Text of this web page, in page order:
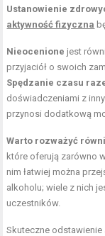
Ustanowienie
aktywność fizyczna
Nieocenione jest
przyjaciół o swoich
Spędzanie czasu
doświadczeniami z
przynosi dodatkową
Warto rozważyć
które oferują zarówno
nim łatwiej można
alkoholu; wiele z nich
uczestników.
Skuteczne odstawienie